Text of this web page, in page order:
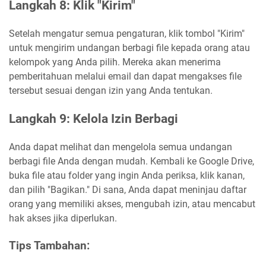
Langkah 8: Klik "Kirim"
Setelah mengatur semua pengaturan, klik tombol "Kirim"
untuk mengirim undangan berbagi file kepada orang atau
kelompok yang Anda pilih. Mereka akan menerima
pemberitahuan melalui email dan dapat mengakses file
tersebut sesuai dengan izin yang Anda tentukan.
Langkah 9: Kelola Izin Berbagi
Anda dapat melihat dan mengelola semua undangan
berbagi file Anda dengan mudah. Kembali ke Google Drive,
buka file atau folder yang ingin Anda periksa, klik kanan,
dan pilih "Bagikan." Di sana, Anda dapat meninjau daftar
orang yang memiliki akses, mengubah izin, atau mencabut
hak akses jika diperlukan.
Tips Tambahan: